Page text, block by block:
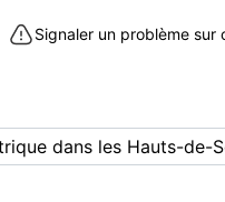
Signaler un problème sur
dans les Hauts-de-